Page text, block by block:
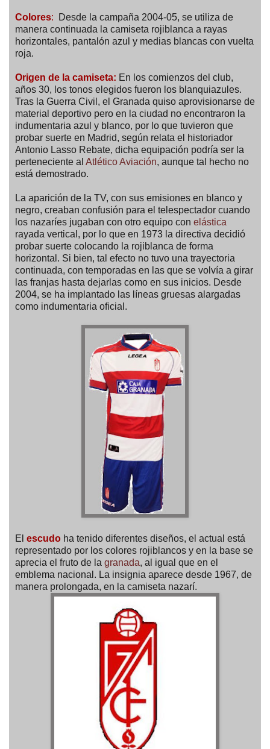
Colores: Desde la campaña 2004-05, se utiliza de
manera continuada la camiseta rojiblanca a rayas
horizontales, pantalón azul y medias blancas con vuelta
roja.
Origen de la camiseta: En los comienzos del club,
años 30, los tonos elegidos fueron los blanquiazules.
Tras la Guerra Civil, el Granada quiso aprovisionarse de
material deportivo pero en la ciudad no encontraron la
indumentaria azul y blanco, por lo que tuvieron que
probar suerte en Madrid, según relata el historiador
Antonio Lasso Rebate, dicha equipación podría ser la
perteneciente al Atlético Aviación, aunque tal hecho no
está demostrado.
La aparición de la TV, con sus emisiones en blanco y
negro, creaban confusión para el telespectador cuando
los nazaríes jugaban con otro equipo con elástica
rayada vertical, por lo que en 1973 la directiva decidió
probar suerte colocando la rojiblanca de forma
horizontal. Si bien, tal efecto no tuvo una trayectoria
continuada, con temporadas en las que se volvía a girar
las franjas hasta dejarlas como en sus inicios. Desde
2004, se ha implantado las líneas gruesas alargadas
como indumentaria oficial.
El escudo ha tenido diferentes diseños, el actual está
representado por los colores rojiblancos y en la base se
aprecia el fruto de la granada, al igual que en el
emblema nacional. La insignia aparece desde 1967, de
manera prolongada, en la camiseta nazarí.